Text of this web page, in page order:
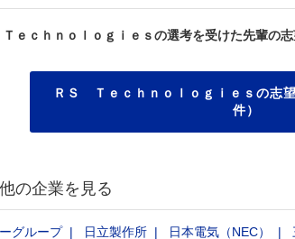
ｅｃｈｎｏｌｏｇｉｅｓの選考を受けた先輩の志
ＲＳ Ｔｅｃｈｎｏｌｏｇｉｅｓの志
件）
の企業を見る
グループ 日立製作所 日本電気（NEC）